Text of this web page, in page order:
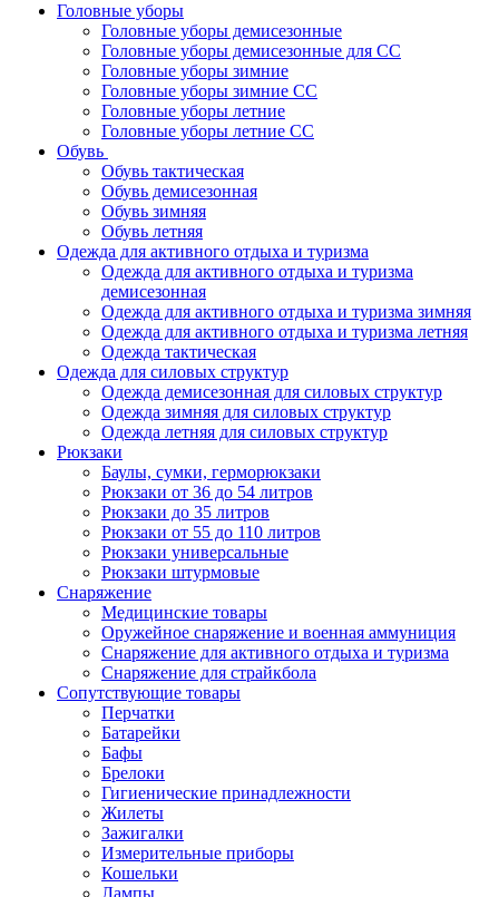
Головные уборы
Головные уборы демисезонные
Головные уборы демисезонные для СС
Головные уборы зимние
Головные уборы зимние СС
Головные уборы летние
Головные уборы летние СС
Обувь
Обувь тактическая
Обувь демисезонная
Обувь зимняя
Обувь летняя
Одежда для активного отдыха и туризма
Одежда для активного отдыха и туризма
демисезонная
Одежда для активного отдыха и туризма зимняя
Одежда для активного отдыха и туризма летняя
Одежда тактическая
Одежда для силовых структур
Одежда демисезонная для силовых структур
Одежда зимняя для силовых структур
Одежда летняя для силовых структур
Рюкзаки
Баулы, сумки, герморюкзаки
Рюкзаки от 36 до 54 литров
Рюкзаки до 35 литров
Рюкзаки от 55 до 110 литров
Рюкзаки универсальные
Рюкзаки штурмовые
Снаряжение
Медицинские товары
Оружейное снаряжение и военная аммуниция
Снаряжение для активного отдыха и туризма
Снаряжение для страйкбола
Сопутствующие товары
Перчатки
Батарейки
Бафы
Брелоки
Гигиенические принадлежности
Жилеты
Зажигалки
Измерительные приборы
Кошельки
Лампы